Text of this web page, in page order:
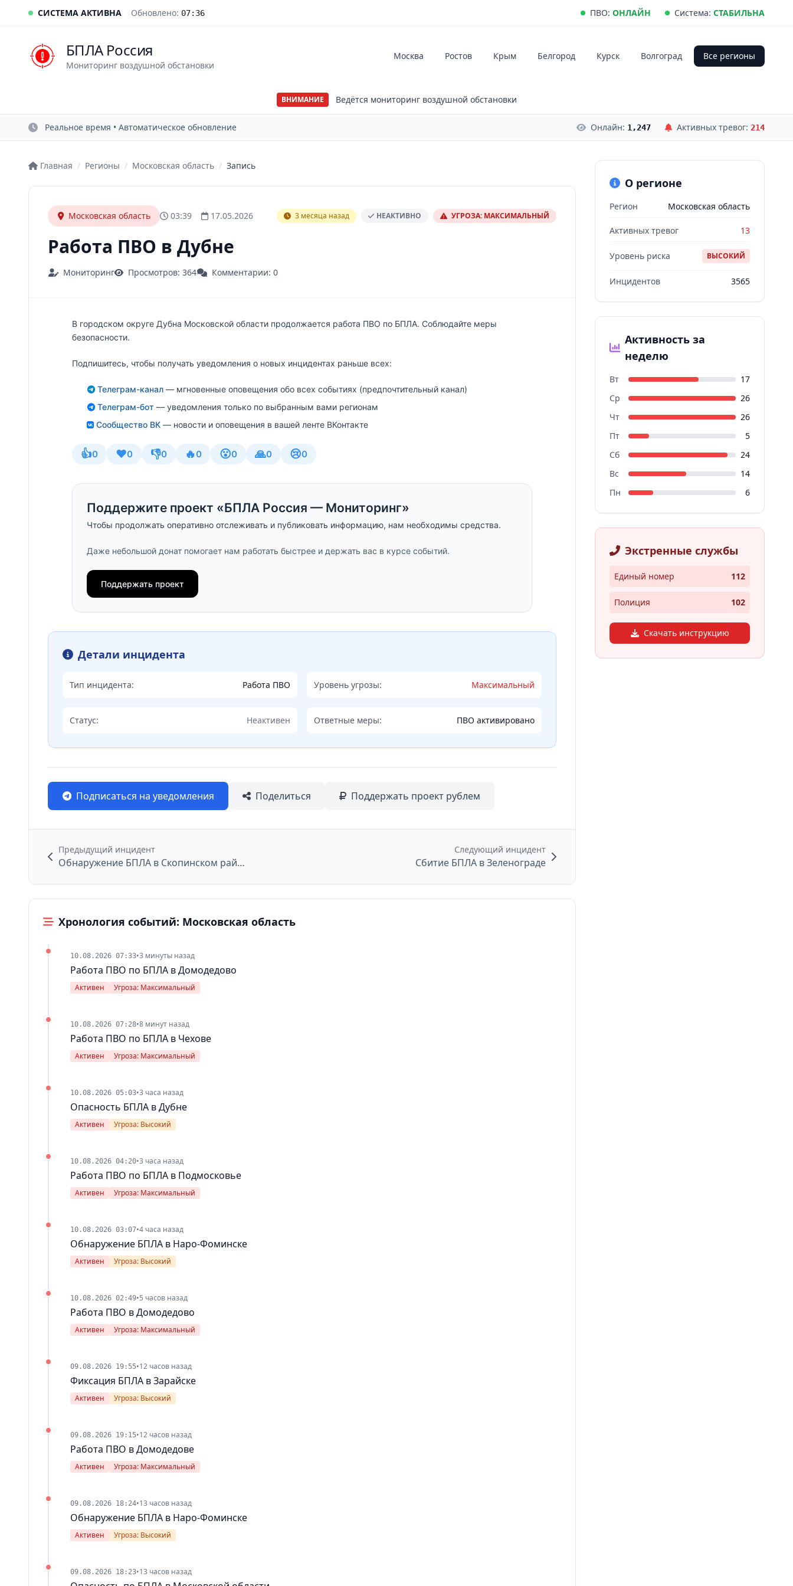
СИСТЕМА АКТИВНА Обновлено: 07:36 ПВО: ОНЛАЙН Система: СТАБИЛЬНА
БПЛА Россия
Мониторинг воздушной обстановки
Москва Ростов Крым Белгород Курск Волгоград Все регионы
ВНИМАНИЕ Ведётся мониторинг воздушной обстановки
Реальное время • Автоматическое обновление Онлайн: 1,247 Активных тревог: 214
Главная / Регионы / Московская область / Запись
Московская область 03:39 17.05.2026 3 месяца назад НЕАКТИВНО УГРОЗА: МАКСИМАЛЬНЫЙ
Работа ПВО в Дубне
Мониторинг Просмотров: 364 Комментарии: 0
В городском округе Дубна Московской области продолжается работа ПВО по БПЛА. Соблюдайте меры
безопасности.
Подпишитесь, чтобы получать уведомления о новых инцидентах раньше всех:
Телеграм-канал— мгновенные оповещения обо всех событиях (предпочтительный канал)
Телеграм-бот — уведомления только по выбранным вами регионам
Сообщество ВК — новости и оповещения в вашей ленте ВКонтакте
👍0 ❤️0 👎0 🔥0 😮0 🙏0 😢0
Поддержите проект «БПЛА Россия — Мониторинг»
Чтобы продолжать оперативно отслеживать и публиковать информацию, нам необходимы средства.
Даже небольшой донат помогает нам работать быстрее и держать вас в курсе событий.
Поддержать проект
Детали инцидента
Тип инцидента: Работа ПВО Уровень угрозы: Максимальный
Статус: Неактивен Ответные меры: ПВО активировано
Подписаться на уведомления Поделиться Поддержать проект рублем
Предыдущий инцидент
Обнаружение БПЛА в Скопинском районе
Следующий инцидент
Сбитие БПЛА в Зеленограде
Хронология событий: Московская область
10.08.2026 07:33•3 минуты назад
Работа ПВО по БПЛА в Домодедово
Активен Угроза: Максимальный
10.08.2026 07:28•8 минут назад
Работа ПВО по БПЛА в Чехове
Активен Угроза: Максимальный
10.08.2026 05:03•3 часа назад
Опасность БПЛА в Дубне
Активен Угроза: Высокий
10.08.2026 04:20•3 часа назад
Работа ПВО по БПЛА в Подмосковье
Активен Угроза: Максимальный
10.08.2026 03:07•4 часа назад
Обнаружение БПЛА в Наро-Фоминске
Активен Угроза: Высокий
10.08.2026 02:49•5 часов назад
Работа ПВО в Домодедово
Активен Угроза: Максимальный
09.08.2026 19:55•12 часов назад
Фиксация БПЛА в Зарайске
Активен Угроза: Высокий
09.08.2026 19:15•12 часов назад
Работа ПВО в Домодедове
Активен Угроза: Максимальный
09.08.2026 18:24•13 часов назад
Обнаружение БПЛА в Наро-Фоминске
Активен Угроза: Высокий
09.08.2026 18:23•13 часов назад
О регионе
Регион Московская область
Активных тревог 13
Уровень риска ВЫСОКИЙ
Инцидентов 3565
Активность за
неделю
Вт
17
Ср
26
Чт
26
Пт
5
Сб
24
Вс
14
Пн
6
Экстренные службы
Единый номер 112
Полиция 102
Скачать инструкцию